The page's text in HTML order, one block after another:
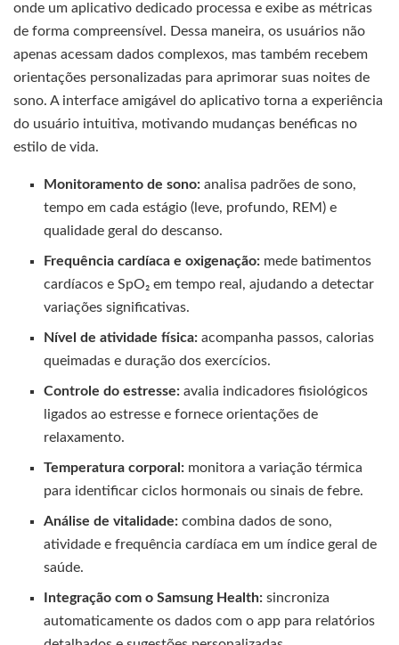
onde um aplicativo dedicado processa e exibe as métricas
de forma compreensível. Dessa maneira, os usuários não
apenas acessam dados complexos, mas também recebem
orientações personalizadas para aprimorar suas noites de
sono. A interface amigável do aplicativo torna a experiência
do usuário intuitiva, motivando mudanças benéficas no
estilo de vida.
Monitoramento de sono: analisa padrões de sono,
tempo em cada estágio (leve, profundo, REM) e
qualidade geral do descanso.
Frequência cardíaca e oxigenação: mede batimentos
cardíacos e SpO₂ em tempo real, ajudando a detectar
variações significativas.
Nível de atividade física: acompanha passos, calorias
queimadas e duração dos exercícios.
Controle do estresse: avalia indicadores fisiológicos
ligados ao estresse e fornece orientações de
relaxamento.
Temperatura corporal: monitora a variação térmica
para identificar ciclos hormonais ou sinais de febre.
Análise de vitalidade: combina dados de sono,
atividade e frequência cardíaca em um índice geral de
saúde.
Integração com o Samsung Health: sincroniza
automaticamente os dados com o app para relatórios